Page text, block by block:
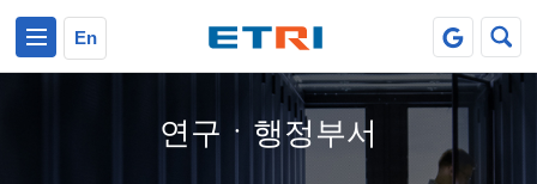
En
연구ㆍ행정부서